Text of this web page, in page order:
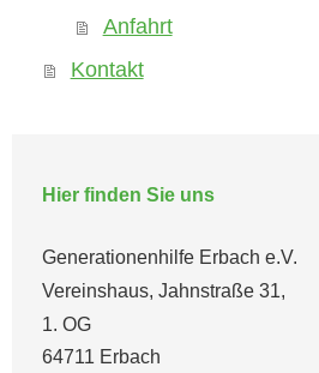
Anfahrt
Kontakt
Hier finden Sie uns
Generationenhilfe Erbach e.V.
Vereinshaus, Jahnstraße 31,
1. OG
64711 Erbach